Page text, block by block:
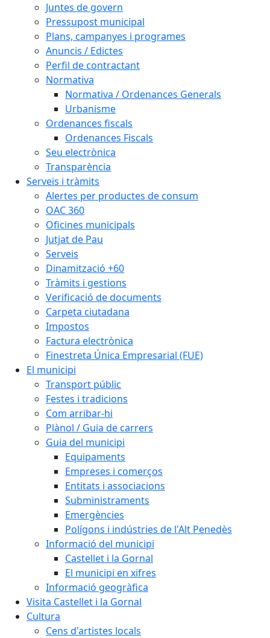
Juntes de govern
Pressupost municipal
Plans, campanyes i programes
Anuncis / Edictes
Perfil de contractant
Normativa
Normativa / Ordenances Generals
Urbanisme
Ordenances fiscals
Ordenances Fiscals
Seu electrònica
Transparència
Serveis i tràmits
Alertes per productes de consum
OAC 360
Oficines municipals
Jutjat de Pau
Serveis
Dinamització +60
Tràmits i gestions
Verificació de documents
Carpeta ciutadana
Impostos
Factura electrònica
Finestreta Única Empresarial (FUE)
El municipi
Transport públic
Festes i tradicions
Com arribar-hi
Plànol / Guia de carrers
Guia del municipi
Equipaments
Empreses i comerços
Entitats i associacions
Subministraments
Emergències
Polígons i indústries de l'Alt Penedès
Informació del municipi
Castellet i la Gornal
El municipi en xifres
Informació geogràfica
Visita Castellet i la Gornal
Cultura
Cens d'artistes locals